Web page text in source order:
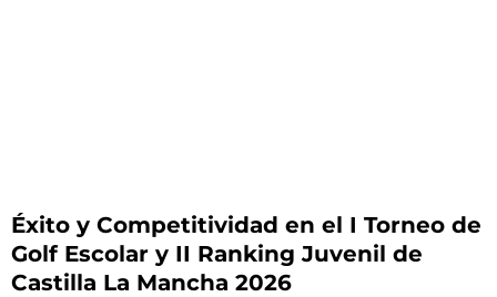
Éxito y Competitividad en el I Torneo de
Golf Escolar y II Ranking Juvenil de
Castilla La Mancha 2026